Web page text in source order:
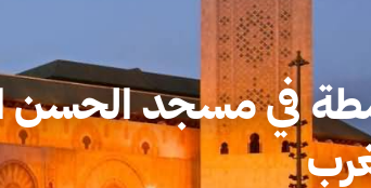
4 انشطة في مسجد الحسن